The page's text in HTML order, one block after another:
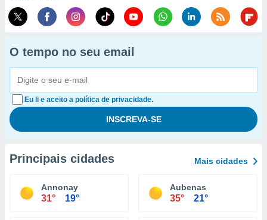
O tempo no seu email
Eu li e aceito a política de privacidade.
Principais cidades Mais cidades
Annonay
31° 19°
Aubenas
35° 21°